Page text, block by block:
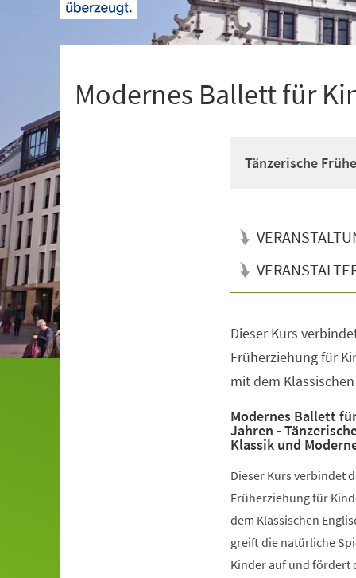
Modernes Ballett für
Tänzerische
Dieser Kurs
Früherziehung für
mit dem
Modernes Ballett
Jahren -
Klassik und
Dieser Kurs verbindet
Früherziehung für
dem Klassischen
greift die natürliche
Kinder auf und fördert